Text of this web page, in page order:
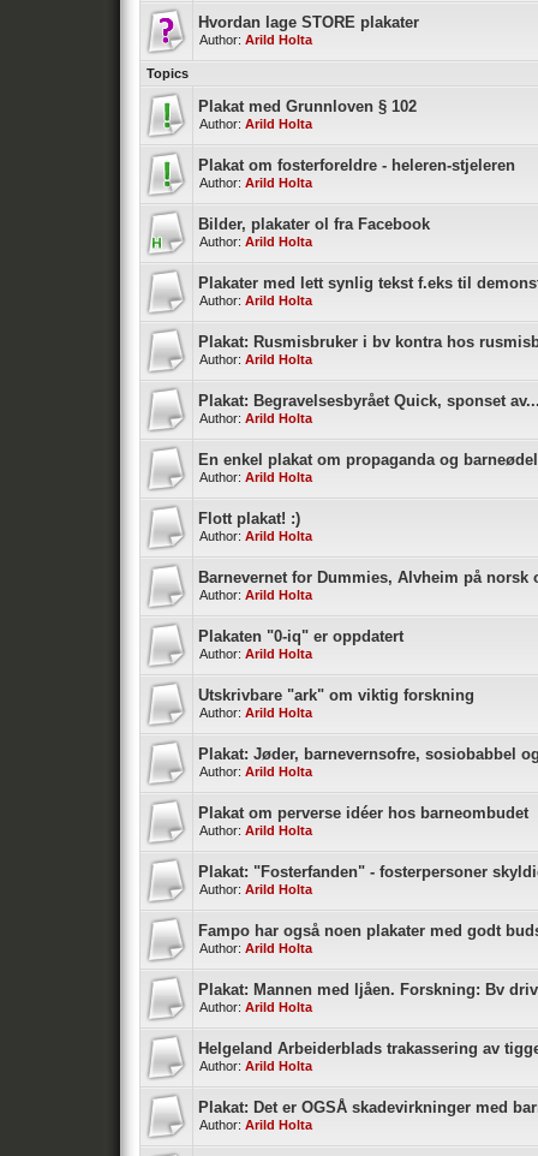
Hvordan lage STORE plakater
Author: Arild Holta
Topics
Plakat med Grunnloven § 102
Author: Arild Holta
Plakat om fosterforeldre - heleren-stjeleren
Author: Arild Holta
Bilder, plakater ol fra Facebook
Author: Arild Holta
Plakater med lett synlig tekst f.eks til
Author: Arild Holta
Plakat: Rusmisbruker i bv kontra hos
Author: Arild Holta
Plakat: Begravelsesbyrået Quick, sponset
Author: Arild Holta
En enkel plakat om propaganda og
Author: Arild Holta
Flott plakat! :)
Author: Arild Holta
Barnevernet for Dummies, Alvheim på norsk
Author: Arild Holta
Plakaten "0-iq" er oppdatert
Author: Arild Holta
Utskrivbare "ark" om viktig forskning
Author: Arild Holta
Plakat: Jøder, barnevernsofre, sosiobabbel
Author: Arild Holta
Plakat om perverse idéer hos barneombudet
Author: Arild Holta
Plakat: "Fosterfanden" - fosterpersoner
Author: Arild Holta
Fampo har også noen plakater med godt
Author: Arild Holta
Plakat: Mannen med ljåen. Forskning: Bv
Author: Arild Holta
Helgeland Arbeiderblads trakassering av
Author: Arild Holta
Plakat: Det er OGSÅ skadevirkninger med
Author: Arild Holta